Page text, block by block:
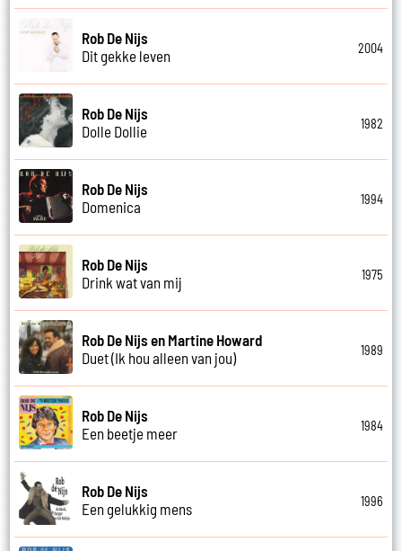
Rob De Nijs
Dit gekke leven
2004
Rob De Nijs
Dolle Dollie
1982
Rob De Nijs
Domenica
1994
Rob De Nijs
Drink wat van mij
1975
Rob De Nijs en Martine Howard
Duet (Ik hou alleen van jou)
1989
Rob De Nijs
Een beetje meer
1984
Rob De Nijs
Een gelukkig mens
1996